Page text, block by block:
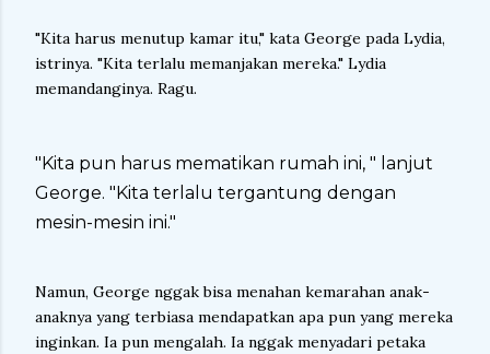
"Kita harus menutup kamar itu," kata George pada Lydia,
istrinya. "Kita terlalu memanjakan mereka." Lydia
memandanginya. Ragu.
"Kita pun harus mematikan rumah ini, " lanjut
George. "Kita terlalu tergantung dengan
mesin-mesin ini."
Namun, George nggak bisa menahan kemarahan anak-
anaknya yang terbiasa mendapatkan apa pun yang mereka
inginkan. Ia pun mengalah. Ia nggak menyadari petaka